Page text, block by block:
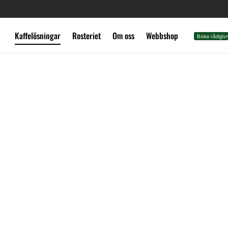
Kaffelösningar Rosteriet Om oss Webbshop Boka